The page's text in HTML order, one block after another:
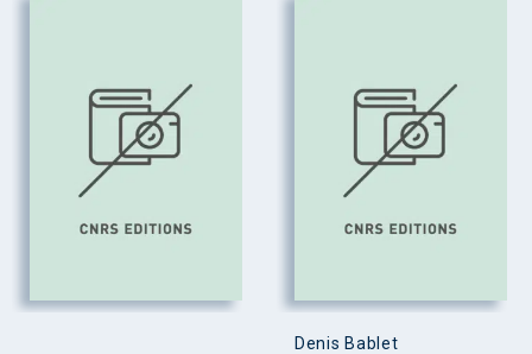
Denis Bablet